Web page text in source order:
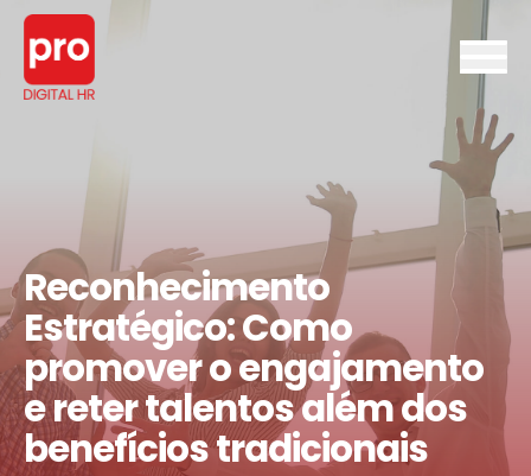
Reconhecimento
Estratégico: Como
promover o engajamento
e reter talentos além dos
benefícios tradicionais